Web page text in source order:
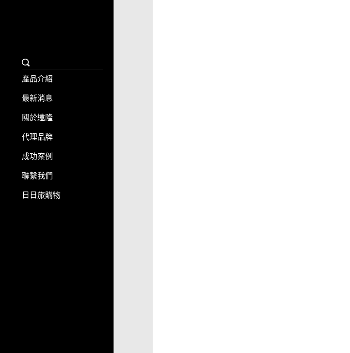
產品介紹
最新消息
關於遠隆
代理品牌
成功案例
聯繫我們
日日旅購物